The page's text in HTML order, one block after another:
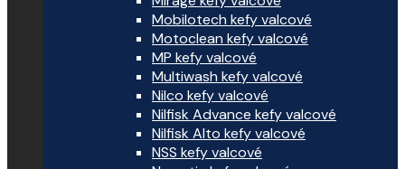
Mobilotech kefy valcové
Motoclean kefy valcové
MP kefy valcové
Multiwash kefy valcové
Nilco kefy valcové
Nilfisk Advance kefy valcové
Nilfisk Alto kefy valcové
NSS kefy valcové